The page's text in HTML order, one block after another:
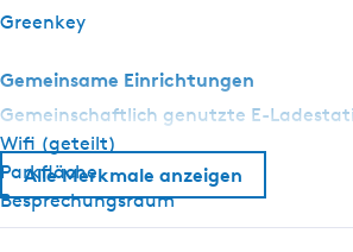
Greenkey
Gemeinsame Einrichtungen
Gemeinschaftlich genutzte E-
Wifi (geteilt)
Parkfläche
Besprechungsraum
Alle Merkmale anzeigen